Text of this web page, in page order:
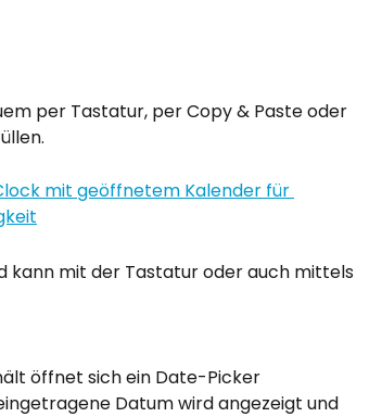
per Tastatur, per Copy & Paste oder
kann mit der Tastatur oder auch mittels
öffnet sich ein Date-Picker
Datum wird angezeigt und